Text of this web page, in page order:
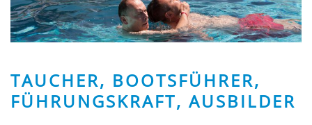
TAUCHER, BOOTSFÜHRER,
FÜHRUNGSKRAFT, AUSBILDER